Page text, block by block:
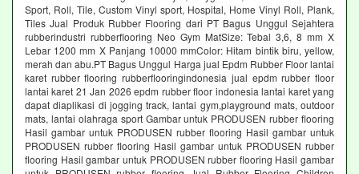
Sport, Roll, Tile, Custom Vinyl sport, Hospital, Home Vinyl Roll, Plank,
Tiles Jual Produk Rubber Flooring dari PT Bagus Unggul Sejahtera
rubberindustri rubberflooring Neo Gym MatSize: Tebal 3,6, 8 mm X
Lebar 1200 mm X Panjang 10000 mmColor: Hitam bintik biru, yellow,
merah dan abu.PT Bagus Unggul Harga jual Epdm Rubber Floor lantai
karet rubber flooring rubberflooringindonesia jual epdm rubber floor
lantai karet 21 Jan 2026 epdm rubber floor indonesia lantai karet yang
dapat diaplikasi di jogging track, lantai gym,playground mats, outdoor
mats, lantai olahraga sport Gambar untuk PRODUSEN rubber flooring
Hasil gambar untuk PRODUSEN rubber flooring Hasil gambar untuk
PRODUSEN rubber flooring Hasil gambar untuk PRODUSEN rubber
flooring Hasil gambar untuk PRODUSEN rubber flooring Hasil gambar